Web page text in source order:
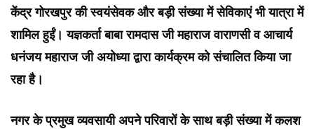
केंद्र गोरखपुर की स्वयंसेवक और बड़ी संख्या में सेविकाएं भी यात्रा में
शामिल हुईं। यज्ञकर्ता बाबा रामदास जी महाराज वाराणसी व आचार्य
धनंजय महाराज जी अयोध्या द्वारा कार्यक्रम को संचालित किया जा
रहा है।
नगर के प्रमुख व्यवसायी अपने परिवारों के साथ बड़ी संख्या में कलश